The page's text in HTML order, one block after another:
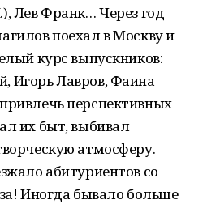
Лев Франк… Через год
поехал в Москву и
курс выпускников:
Игорь Лавров, Фаина
перспективных
их быт, выбивал
атмосферу.
абитуриентов со
Иногда бывало больше